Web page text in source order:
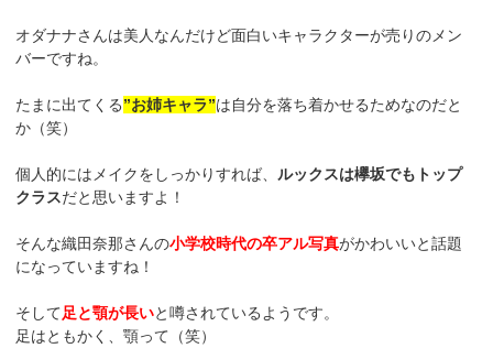
オダナナさんは美人なんだけど面白いキャラクターが売りのメン
バーですね。
たまに出てくる”お姉キャラ”は自分を落ち着かせるためなのだと
か（笑）
個人的にはメイクをしっかりすれば、ルックスは欅坂でもトップ
クラスだと思いますよ！
そんな織田奈那さんの小学校時代の卒アル写真がかわいいと話題
になっていますね！
そして足と顎が長いと噂されているようです。
足はともかく、顎って（笑）